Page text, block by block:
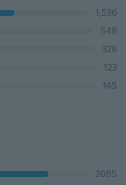
1,536
549
328
123
145
2085